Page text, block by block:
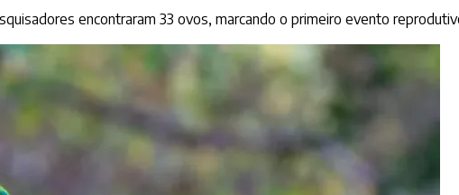
encontraram 33 ovos, marcando o primeiro evento